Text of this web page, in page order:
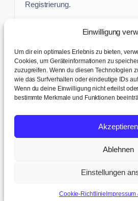
Einwilligung
Um dir ein optimales Erlebnis zu bieten,
Cookies, um Geräteinformationen zu
zuzugreifen. Wenn du diesen Technologien
wie das Surfverhalten oder eindeutige IDs
Wenn du deine Einwilligung nicht erteilst
bestimmte Merkmale und Funktionen
Akzeptieren
Ablehnen
Einstellungen
Cookie-Richtlinie
Registrierung.
Sichere dir exklusive Angebote
Baustellen-Tipps direkt in dein
✉ Zur Anmeldung
Versand & Abholung |